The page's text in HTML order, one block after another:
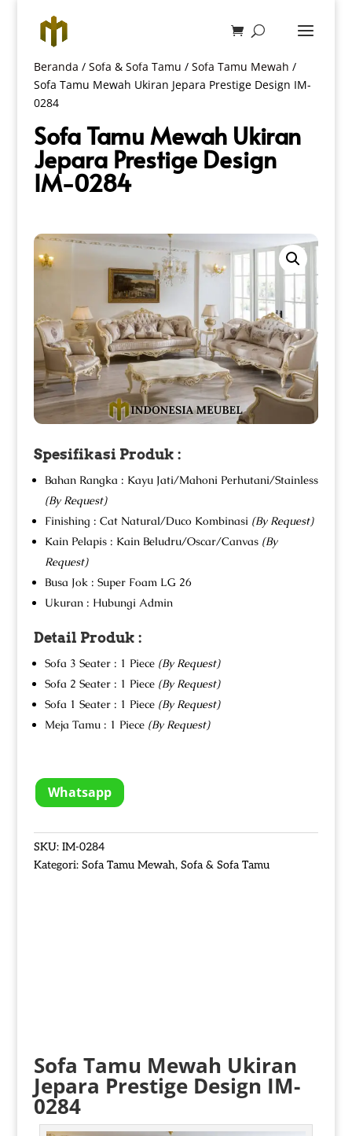
Beranda / Sofa & Sofa Tamu / Sofa Tamu Mewah /
Sofa Tamu Mewah Ukiran Jepara Prestige Design IM-
0284
Sofa Tamu Mewah Ukiran
Jepara Prestige Design
IM-0284
Spesifikasi Produk :
Bahan Rangka : Kayu Jati/Mahoni Perhutani/Stainless
(By Request)
Finishing : Cat Natural/Duco Kombinasi (By Request)
Kain Pelapis : Kain Beludru/Oscar/Canvas (By
Request)
Busa Jok : Super Foam LG 26
Ukuran : Hubungi Admin
Detail Produk :
Sofa 3 Seater : 1 Piece (By Request)
Sofa 2 Seater : 1 Piece (By Request)
Sofa 1 Seater : 1 Piece (By Request)
Meja Tamu : 1 Piece (By Request)
Whatsapp
SKU: IM-0284
Kategori: Sofa Tamu Mewah, Sofa & Sofa Tamu
Sofa Tamu Mewah Ukiran
Jepara Prestige Design IM-
0284